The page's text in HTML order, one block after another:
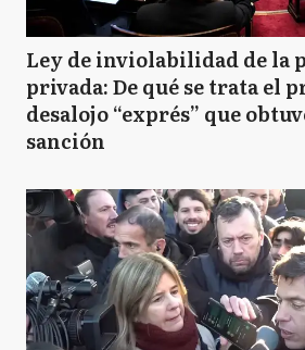
Ley de inviolabilidad de la
privada: De qué se trata el
desalojo “exprés” que
sanción